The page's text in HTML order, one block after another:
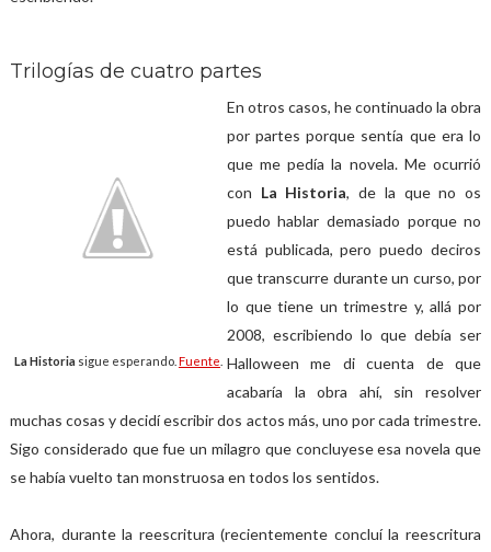
Trilogías de cuatro partes
La Historiasigue esperando. Fuente
En otros casos, he continuado la obra
por partes porque sentía que era lo
que me pedía la novela. Me ocurrió
con La Historia, de la que no os
puedo hablar demasiado porque no
está publicada, pero puedo deciros
que transcurre durante un curso, por
lo que tiene un trimestre y, allá por
2008, escribiendo lo que debía ser
Halloween me di cuenta de que
acabaría la obra ahí, sin resolver
muchas cosas y decidí escribir dos actos más, uno por cada trimestre.
Sigo considerado que fue un milagro que concluyese esa novela que
se había vuelto tan monstruosa en todos los sentidos.
Ahora, durante la reescritura (recientemente concluí la reescritura